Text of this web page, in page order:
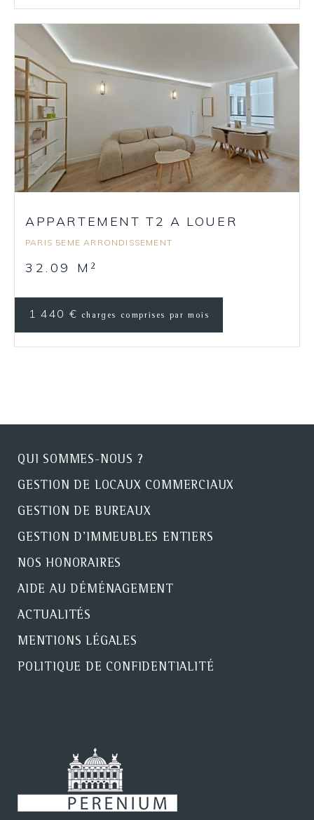
APPARTEMENT T2 A LOUER
PARIS 5EME ARRONDISSEMENT
1 440 € charges comprises par mois
32.09 M 2
QUI SOMMES-NOUS ?
GESTION DE LOCAUX COMMERCIAUX
GESTION DE BUREAUX
GESTION D'IMMEUBLES ENTIERS
NOS HONORAIRES
AIDE AU DÉMÉNAGEMENT
ACTUALITÉS
MENTIONS LÉGALES
POLITIQUE DE CONFIDENTIALITÉ